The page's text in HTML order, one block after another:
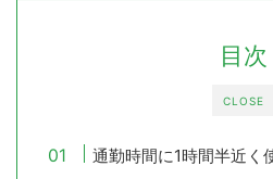
CLOSE
目次
通勤時間に1時間半近く